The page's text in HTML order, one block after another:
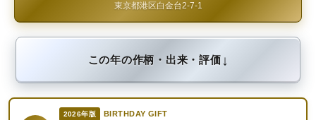
東京都港区白金台2-7-1
この年の作柄・出来・評価↓
2026年版 BIRTHDAY GIFT